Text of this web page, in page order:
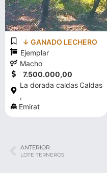
↓ GANADO LECHERO
Ejemplar
Macho
7.500.000,00
La dorada caldas
,
Caldas
Emirat
ANTERIOR
LOTE TERNEROS